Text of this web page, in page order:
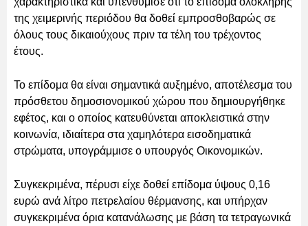
της χειμερινής περιόδου θα δοθεί εμπροσθοβαρώς σε
όλους τους δικαιούχους πριν τα τέλη του τρέχοντος
έτους.
Το επίδομα θα είναι σημαντικά αυξημένο, αποτέλεσμα του
πρόσθετου δημοσιονομικού χώρου που δημιουργήθηκε
εφέτος, και ο οποίος κατευθύνεται αποκλειστικά στην
κοινωνία, ιδιαίτερα στα χαμηλότερα εισοδηματικά
στρώματα, υπογράμμισε ο υπουργός Οικονομικών.
Συγκεκριμένα, πέρυσι είχε δοθεί επίδομα ύψους 0,16
ευρώ ανά λίτρο πετρελαίου θέρμανσης, και υπήρχαν
συγκεκριμένα όρια κατανάλωσης με βάση τα τετραγωνικά